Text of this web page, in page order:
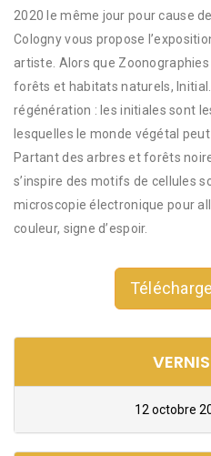
2020 le même jour pour cause
Cologny vous propose
artiste. Alors que
forêts et habitats naturels,
régénération : les initiales sont
lesquelles le monde végétal
Partant des arbres et forêts
s’inspire des motifs de cellules
microscopie électronique pour
couleur, signe d’espoir.
12 octobre